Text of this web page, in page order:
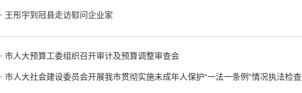
· 王彤宇到冠县走访慰问企业家
· 市人大预算工委组织召开审计及预算调整审查会
· 市人大社会建设委员会开展我市贯彻实施未成年人保护“一法一条例”情况执法检查